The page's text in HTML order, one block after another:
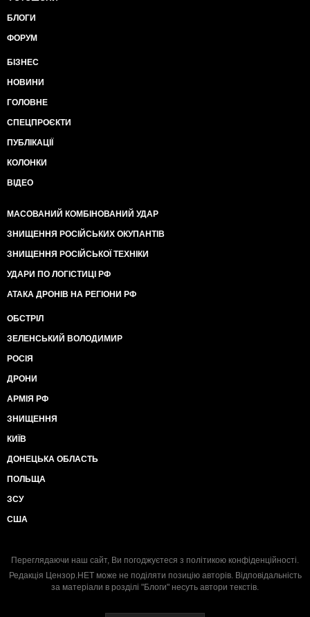
БЛОГИ
ФОРУМ
БІЗНЕС
НОВИНИ
ГОЛОВНЕ
СПЕЦПРОЄКТИ
ПУБЛІКАЦІЇ
КОЛОНКИ
ВІДЕО
МАСОВАНИЙ КОМБІНОВАНИЙ УДАР
ЗНИЩЕННЯ РОСІЙСЬКИХ ОКУПАНТІВ
ЗНИЩЕННЯ РОСІЙСЬКОЇ ТЕХНІКИ
УДАРИ ПО ЛОГІСТИЦІ РФ
АТАКА ДРОНІВ НА РЕГІОНИ РФ
ОБСТРІЛ
ЗЕЛЕНСЬКИЙ ВОЛОДИМИР
РОСІЯ
ДРОНИ
АРМІЯ РФ
ЗНИЩЕННЯ
КИЇВ
ДОНЕЦЬКА ОБЛАСТЬ
ПОЛЬЩА
ЗСУ
США
Переглядаючи наш сайт, Ви погоджуєтеся з політикою конфіденційності.
Редакція Цензор.НЕТ може не поділяти позицію авторів. Відповідальність
за матеріали в розділі "Блоги" несуть автори текстів.